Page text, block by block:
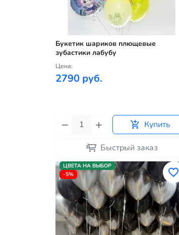
Букетик шариков плющевые
зубастики лабубу
Цена:
2790 руб.
Купить
Быстрый заказ
ЦВЕТА НА ВЫБОР
-5%